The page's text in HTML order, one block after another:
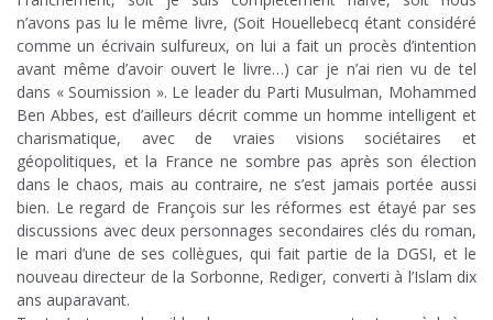
n’avons pas lu le même livre, (Soit Houellebecq étant considéré
comme un écrivain sulfureux, on lui a fait un procès d’intention
avant même d’avoir ouvert le livre…) car je n’ai rien vu de tel
dans « Soumission ». Le leader du Parti Musulman, Mohammed
Ben Abbes, est d’ailleurs décrit comme un homme intelligent et
charismatique, avec de vraies visions sociétaires et
géopolitiques, et la France ne sombre pas après son élection
dans le chaos, mais au contraire, ne s’est jamais portée aussi
bien. Le regard de François sur les réformes est étayé par ses
discussions avec deux personnages secondaires clés du roman,
le mari d’une de ses collègues, qui fait partie de la DGSI, et le
nouveau directeur de la Sorbonne, Rediger, converti à l’Islam dix
ans auparavant.